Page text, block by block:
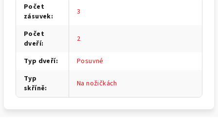
Počet
zásuvek: 3
Počet
dveří: 2
Typ dveří:
Posuvné
Typ
skříně: Na nožičkách